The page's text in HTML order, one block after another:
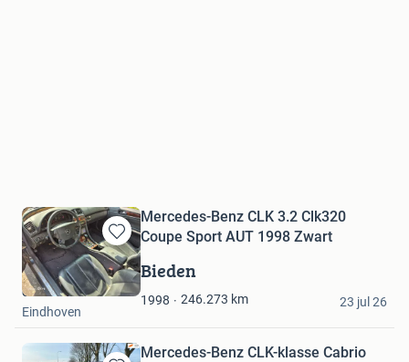
Bewaren
in
Mijn
Favorieten
Mercedes-Benz CLK 3.2 Clk320
Coupe Sport AUT 1998 Zwart
Bieden
1998 246.273 km
erik
Eindhoven
23 jul 26
Mercedes-Benz CLK-klasse Cabrio